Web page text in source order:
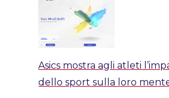
Asics mostra agli atleti
dello sport sulla loro